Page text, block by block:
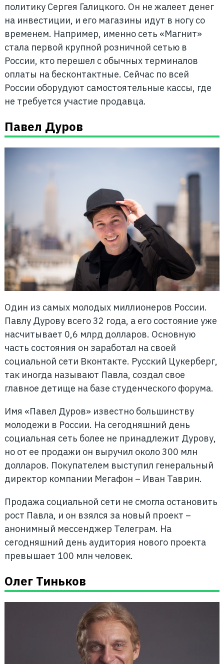
политику Сергея Галицкого. Он не жалеет денег
на инвестиции, и его магазины идут в ногу со
временем. Например, именно сеть «Магнит»
стала первой крупной розничной сетью в
России, кто перешел с обычных терминалов
оплаты на бесконтактные. Сейчас по всей
России оборудуют самостоятельные кассы, где
не требуется участие продавца.
Павел Дуров
Один из самых молодых миллионеров России.
Павлу Дурову всего 32 года, а его состояние уже
насчитывает 0,6 млрд долларов. Основную
часть состояния он заработал на своей
социальной сети Вконтакте. Русский Цукерберг,
так иногда называют Павла, создал свое
главное детище на базе студенческого форума.
Имя «Павел Дуров» известно большинству
молодежи в России. На сегодняшний день
социальная сеть более не принадлежит Дурову,
но от ее продажи он выручил около 300 млн
долларов. Покупателем выступил генеральный
директор компании Мегафон – Иван Таврин.
Продажа социальной сети не смогла остановить
рост Павла, и он взялся за новый проект –
анонимный мессенджер Телеграм. На
сегодняшний день аудитория нового проекта
превышает 100 млн человек.
Олег Тиньков